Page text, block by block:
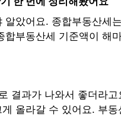
았어요. 종합부동산세
부동산세 기준액이 해
결과가 나와서 좋더라
올라갈 수 있어요. 부동